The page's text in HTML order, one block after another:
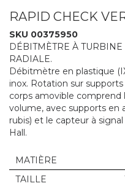
RAPID CHECK
SKU 00375950
DÉBITMÈTRE À
RADIALE.
Débitmètre en plastique
inox. Rotation sur
corps amovible comprend
volume, avec supports en
rubis) et le capteur à
Hall.
MATIÈRE
TAILLE